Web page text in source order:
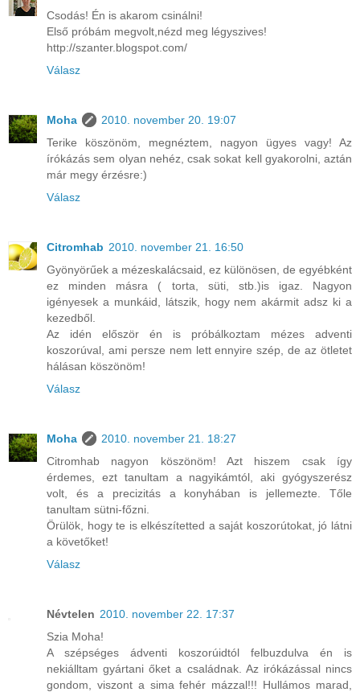
Csodás! Én is akarom csinálni!
Első próbám megvolt,nézd meg légyszives!
http://szanter.blogspot.com/
Válasz
Moha
2010. november 20. 19:07
Terike köszönöm, megnéztem, nagyon ügyes vagy! Az
írókázás sem olyan nehéz, csak sokat kell gyakorolni, aztán
már megy érzésre:)
Válasz
Citromhab 2010. november 21. 16:50
Gyönyörűek a mézeskalácsaid, ez különösen, de egyébként
ez minden másra ( torta, süti, stb.)is igaz. Nagyon
igényesek a munkáid, látszik, hogy nem akármit adsz ki a
kezedből.
Az idén először én is próbálkoztam mézes adventi
koszorúval, ami persze nem lett ennyire szép, de az ötletet
hálásan köszönöm!
Válasz
Moha
2010. november 21. 18:27
Citromhab nagyon köszönöm! Azt hiszem csak így
érdemes, ezt tanultam a nagyikámtól, aki gyógyszerész
volt, és a precizitás a konyhában is jellemezte. Tőle
tanultam sütni-főzni.
Örülök, hogy te is elkészítetted a saját koszorútokat, jó látni
a követőket!
Válasz
Névtelen 2010. november 22. 17:37
Szia Moha!
A szépséges ádventi koszorúidtól felbuzdulva én is
nekiálltam gyártani őket a családnak. Az irókázással nincs
gondom, viszont a sima fehér mázzal!!! Hullámos marad,